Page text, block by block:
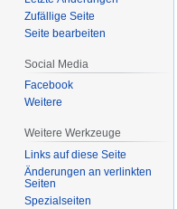
Zufällige Seite
Seite bearbeiten
Social Media
Facebook
Weitere
Weitere Werkzeuge
Links auf diese Seite
Änderungen an verlinkten
Seiten
Spezialseiten